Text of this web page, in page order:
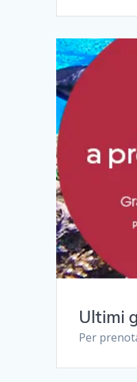
Ultimi
Per